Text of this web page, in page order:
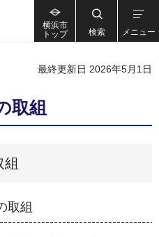
横浜市
トップ
検索 メニュー
最終更新日 2026年5月1日
取組
組
取組